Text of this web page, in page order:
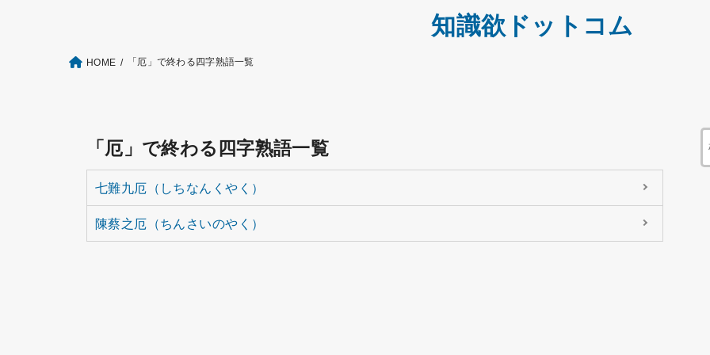
知識欲ドットコム
HOME 「厄」で終わる四字熟語一覧
「厄」で終わる四字熟語一覧
七難九厄（しちなんくやく）
陳蔡之厄（ちんさいのやく）